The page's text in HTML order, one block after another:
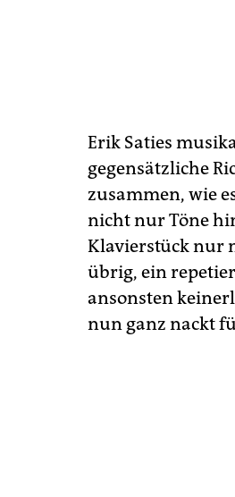
Erik Saties
gegensätzliche
zusammen, wie
nicht nur Töne
Klavierstück nur
übrig, ein
ansonsten
nun ganz nackt